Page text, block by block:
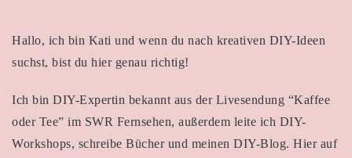
Hallo, ich bin Kati und wenn du nach kreativen DIY-Ideen
suchst, bist du hier genau richtig!
Ich bin DIY-Expertin bekannt aus der Livesendung “Kaffee
oder Tee” im SWR Fernsehen, außerdem leite ich DIY-
Workshops, schreibe Bücher und meinen DIY-Blog. Hier auf